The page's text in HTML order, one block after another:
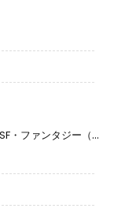
SF・ファンタジー（TL）